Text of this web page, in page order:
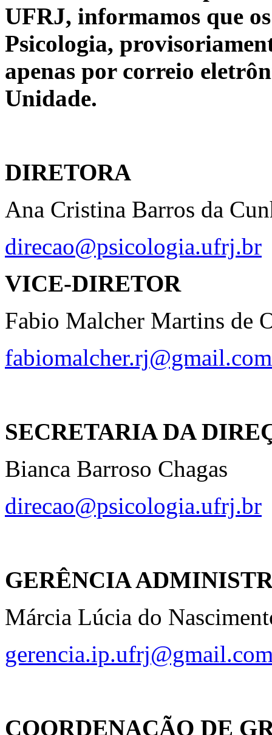
UFRJ, informamos que
Psicologia,
apenas por correio
Unidade.
DIRETORA
Ana Cristina Barros da
direcao@psicologia.ufrj.br
VICE-DIRETOR
Fabio Malcher Martins de
fabiomalcher.rj@gmail.com
SECRETARIA DA
Bianca Barroso Chagas
direcao@psicologia.ufrj.br
GERÊNCIA
Márcia Lúcia do
COORDENAÇÃO DE